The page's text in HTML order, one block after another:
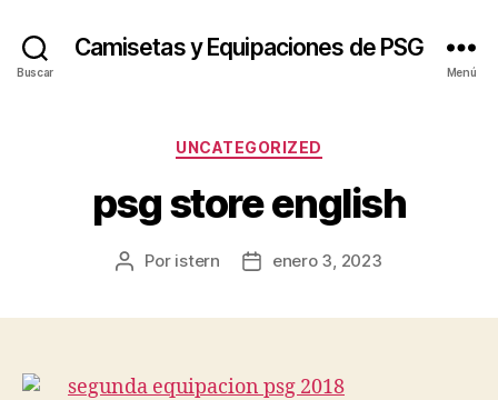
Buscar
Camisetas y Equipaciones de PSG
Menú
Categorías
UNCATEGORIZED
psg store english
Autor
Por istern
Fechaenero 3, 2023